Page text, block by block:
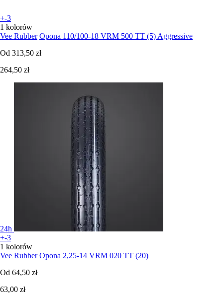
+-3
1 kolorów
Vee Rubber Opona 110/100-18 VRM 500 TT (5) Aggressive
Od 313,50 zł
264,50 zł
24h
+-3
1 kolorów
Vee Rubber Opona 2,25-14 VRM 020 TT (20)
Od 64,50 zł
63,00 zł